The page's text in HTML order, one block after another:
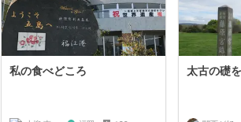
私の食べどころ 太古の礎